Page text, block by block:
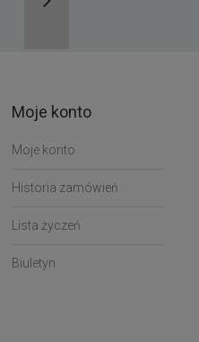
Moje konto
Moje konto
Historia zamówień
Lista życzeń
Biuletyn